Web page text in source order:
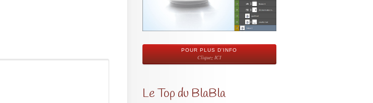
POUR PLUS D'INFO
Cliquez ICI
Le Top du BlaBla